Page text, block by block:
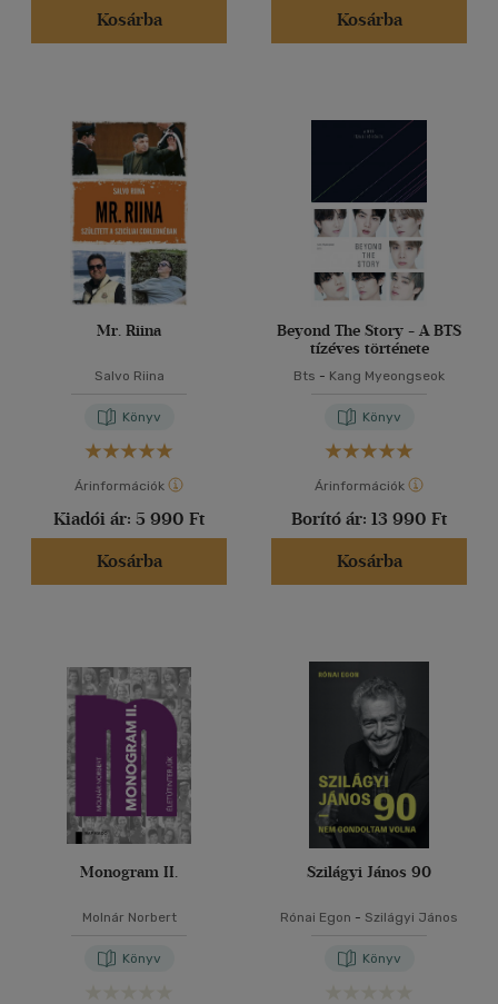
Kosárba
Kosárba
Mr. Riina
Salvo Riina
Könyv
Árinformációk
Kiadói ár: 5 990 Ft
Kosárba
Beyond The Story - A BTS
tízéves története
Bts - Kang Myeongseok
Könyv
Árinformációk
Borító ár: 13 990 Ft
Kosárba
Monogram II.
Molnár Norbert
Könyv
Szilágyi János 90
Rónai Egon - Szilágyi János
Könyv